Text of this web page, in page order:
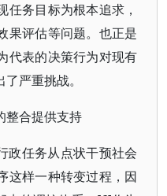
任务目标为根本追求，
果评估等问题。也正是
代表的决策行为对现有
严重挑战。
整合提供支持
政任务从点状干预社会
这样一种转变过程，因